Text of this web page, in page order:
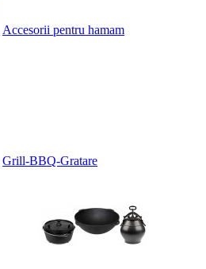
Accesorii pentru hamam
Grill-BBQ-Gratare